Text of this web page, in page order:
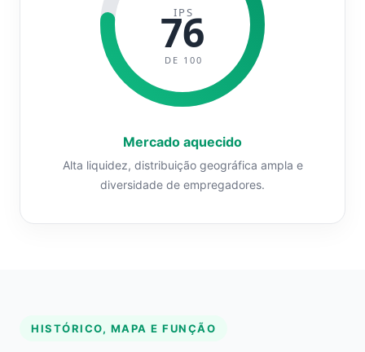
IPS
76
DE 100
Mercado aquecido
Alta liquidez, distribuição geográfica ampla e
diversidade de empregadores.
HISTÓRICO, MAPA E FUNÇÃO